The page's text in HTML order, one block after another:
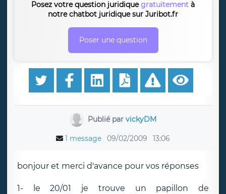
Posez votre question juridiquegratuitement à
notre chatbot juridique sur Juribot.fr
Poser une question
Publié par vickyDM
1 message 09/02/2009 13:06
bonjour et merci d'avance pour vos réponses
1- le 20/01 je trouve un papillon de